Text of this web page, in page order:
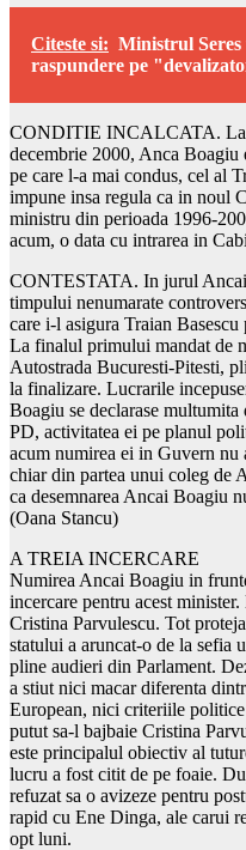
Citeste si: Ministrul Seres
raspundere pe
CONDITIE INCALCATA. La
decembrie 2000, Anca
pe care l-a mai condus, cel al
impune insa regula ca in noul
ministru din perioada 1996-
acum, o data cu intrarea in
CONTESTATA. In jurul
timpului nenumarate
care i-l asigura Traian
La finalul primului mandat de
Autostrada Bucuresti-Pitesti,
la finalizare. Lucrarile
Boagiu se declarase
PD, activitatea ei pe planul
acum numirea ei in Guvern
chiar din partea unui coleg de
ca desemnarea Ancai Boagiu
(Oana Stancu)
A TREIA INCERCARE
Numirea Ancai Boagiu in
incercare pentru acest
Cristina Parvulescu. Tot
statului a aruncat-o de la sefia
pline audieri din Parlament.
a stiut nici macar diferenta
European, nici criteriile
putut sa-l bajbaie Cristina
este principalul obiectiv al
lucru a fost citit de pe foaie.
refuzat sa o avizeze pentru
rapid cu Ene Dinga, ale carui
opt luni.